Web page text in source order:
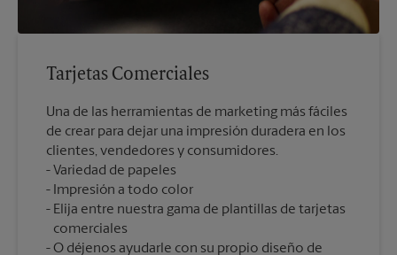
Tarjetas Comerciales
Una de las herramientas de marketing más fáciles
de crear para dejar una impresión duradera en los
clientes, vendedores y consumidores.
Variedad de papeles
Impresión a todo color
Elija entre nuestra gama de plantillas de tarjetas
comerciales
O déjenos ayudarle con su propio diseño de